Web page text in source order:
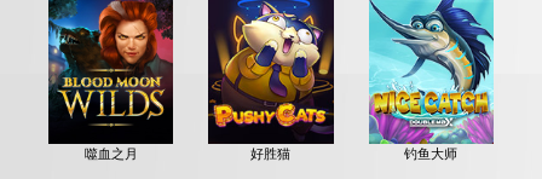
噬血之月 好胜猫 钓鱼大师